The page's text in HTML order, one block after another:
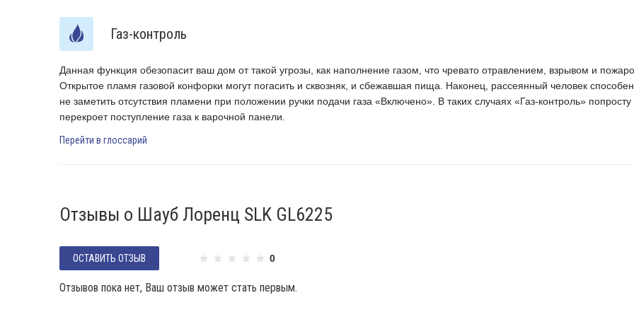
Газ-контроль
Данная функция обезопасит ваш дом от такой угрозы, как наполнение газом, что чревато отравлением, взрывом и
Открытое пламя газовой конфорки могут погасить и сквозняк, и сбежавшая пища. Наконец, рассеянный человек способен
не заметить отсутствия пламени при положении ручки подачи газа «Включено». В таких случаях «Газ-контроль» попросту
перекроет поступление газа к варочной панели.
Перейти в глоссарий
Отзывы о Шауб Лоренц SLK GL6225
ОСТАВИТЬ ОТЗЫВ 0
Отзывов пока нет, Ваш отзыв может стать первым.